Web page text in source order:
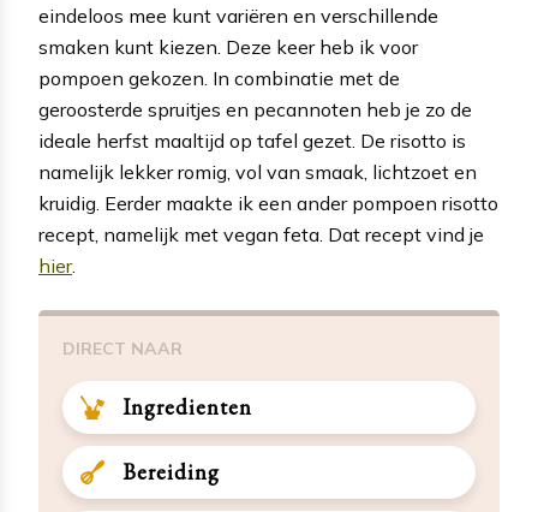
eindeloos mee kunt variëren en verschillende
smaken kunt kiezen. Deze keer heb ik voor
pompoen gekozen. In combinatie met de
geroosterde spruitjes en pecannoten heb je zo de
ideale herfst maaltijd op tafel gezet. De risotto is
namelijk lekker romig, vol van smaak, lichtzoet en
kruidig. Eerder maakte ik een ander pompoen risotto
recept, namelijk met vegan feta. Dat recept vind je
hier.
DIRECT NAAR
Ingredienten
Bereiding